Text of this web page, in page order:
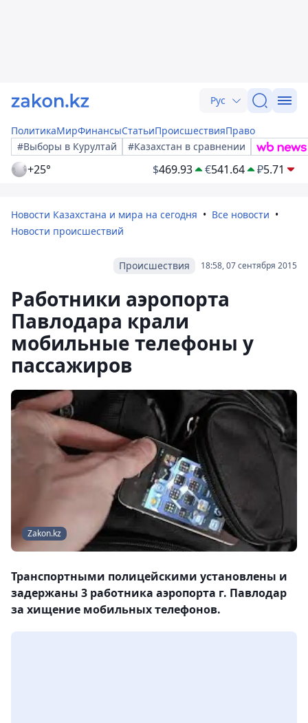
Рус
ПолитикаМирФинансыСтатьиПроисшествияПраво
#Выборы в Курултай
#Казахстан в сравнении
+25° $469.93 €541.64 ₽5.71
Новости Казахстана и мира на сегодня
Все новости
Новости происшествий
18:58, 07 сентября 2015
Происшествия
Работники аэропорта
Павлодара крали
мобильные телефоны у
пассажиров
Zakon.kz
Транспортными полицейскими установлены и
задержаны 3 работника аэропорта г. Павлодар
за хищение мобильных телефонов.